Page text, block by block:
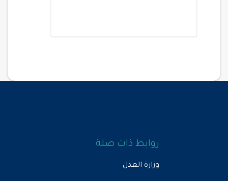
روابط ذات صلة
وزارة العدل